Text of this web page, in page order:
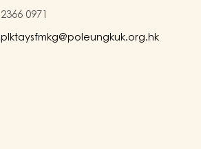
2366 0971
plktaysfmkg@poleungkuk.org.hk